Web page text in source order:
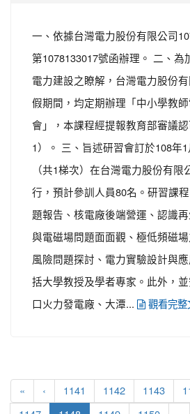
一、依據台灣電力股份有限公司
第1078133017號函辦理。 二、為
電力建設之瞭解，台灣電力股份
假期間，均定期辦理「中小學教
會」，本課程經提報教育部審議
1）。 三、旨述研習會訂於108年
（共1梯次）在台灣電力股份有
行，預計參訓人員80名。研習課
題報告、核電廠後端營運、認識
與電磁場問題面面觀、極低頻磁
風險問題探討、電力實驗設計與
括大學教授及學者專家。此外，
口火力發電廠、大潭...
觀看完整
« ‹ 1141 1142 1143